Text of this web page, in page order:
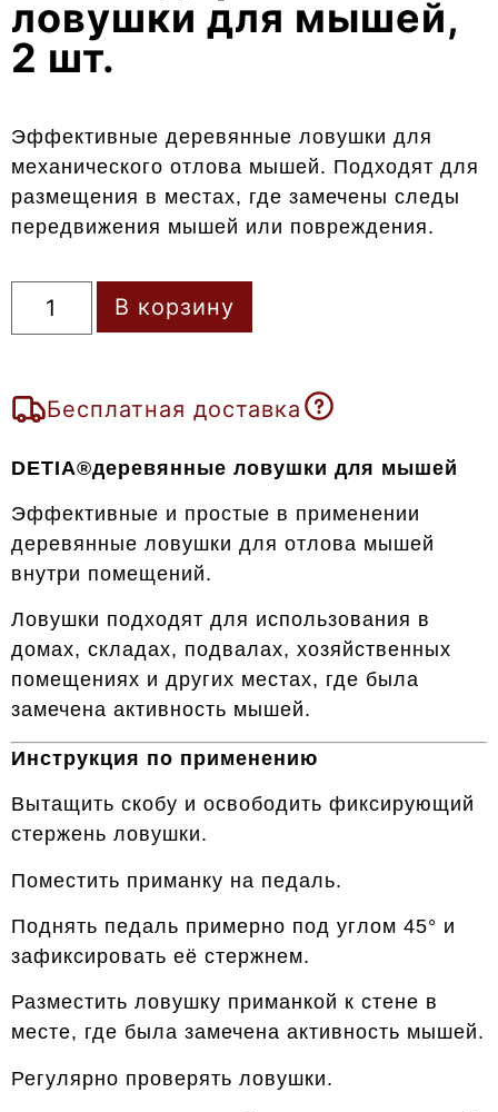
ловушки для мышей,
2 шт.
Эффективные деревянные ловушки для
механического отлова мышей. Подходят для
размещения в местах, где замечены следы
передвижения мышей или повреждения.
В корзину
Бесплатная доставка
DETIA®деревянные ловушки для мышей
Эффективные и простые в применении
деревянные ловушки для отлова мышей
внутри помещений.
Ловушки подходят для использования в
домах, складах, подвалах, хозяйственных
помещениях и других местах, где была
замечена активность мышей.
Инструкция по применению
Вытащить скобу и освободить фиксирующий
стержень ловушки.
Поместить приманку на педаль.
Поднять педаль примерно под углом 45° и
зафиксировать её стержнем.
Разместить ловушку приманкой к стене в
месте, где была замечена активность мышей.
Регулярно проверять ловушки.